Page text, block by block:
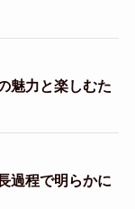
魅力と楽しむた
過程で明らかに